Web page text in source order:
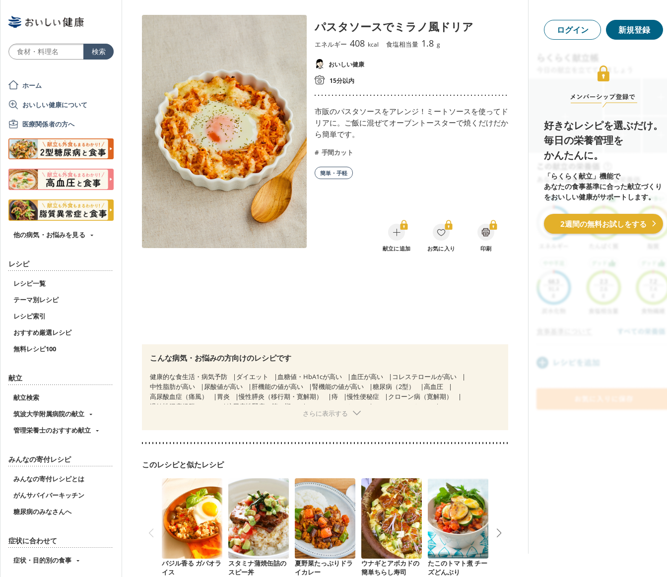
ホーム
おいしい健康について
医療関係者の方へ
他の病気・お悩みを見る
レシピ
レシピ一覧
テーマ別レシピ
レシピ索引
おすすめ厳選レシピ
無料レシピ100
献立
献立検索
筑波大学附属病院の献立
管理栄養士のおすすめ献立
みんなの寄付レシピ
みんなの寄付レシピとは
がんサバイバーキッチン
糖尿病のみなさんへ
症状に合わせて
症状・目的別の食事
パスタソースでミラノ風ドリア
エネルギー 408 kcal 食塩相当量 1.8 g
おいしい健康
15分以内
市販のパスタソースをアレンジ！ミートソースを使ってド
リアに。ご飯に混ぜてオーブントースターで焼くだけだか
ら簡単です。
手間カット
簡単・手軽
献立に追加 お気に入り 印刷
こんな病気・お悩みの方向けのレシピです
健康的な食生活・病気予防 ダイエット 血糖値・HbA1cが高い 血圧が高い
コレステロールが高い
中性脂肪が高い
尿酸値が高い 肝機能の値が高い 腎機能の値が高い 糖尿病（2型）
高血圧
高尿酸血症（痛風）
胃炎 慢性膵炎（移行期・寛解期） 痔 慢性便秘症
クローン病（寛解期）
過敏性腸症候群（IBS）
糖尿病性腎症（第３期） CKD（ステージ１）
CKD（ステージ２）
乳がん（ホルモン療法中）
食欲がない
消化不良 産後（母乳） 産後（混合栄養） 産後（ミルク） 骨折
骨粗しょう症
さらに表示する
このレシピと似たレシピ
バジル香る ガパオラ
イス
スタミナ蒲焼缶詰の
スピー丼
夏野菜たっぷりドラ
イカレー
ウナギとアボカドの
簡単ちらし寿司
たこのトマト煮 チー
ズどんぶり
ログイン 新規登録
好きなレシピを選ぶだけ。
毎日の栄養管理を
かんたんに。
「らくらく献立」機能で
あなたの食事基準に合った献立づくり
をおいしい健康がサポートします。
2週間の無料お試しをする